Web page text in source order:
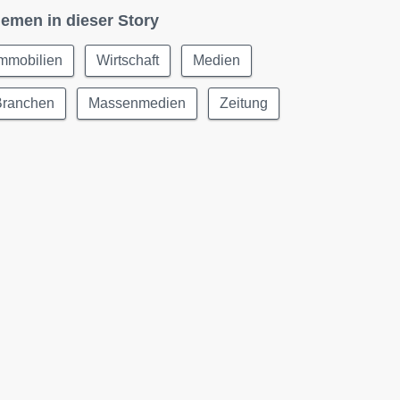
in dieser Story
Wirtschaft Medien
Massenmedien Zeitung